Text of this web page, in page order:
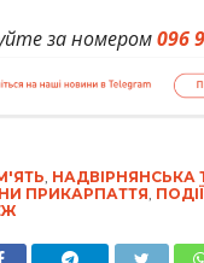
за номером096
, НАДВІРНЯНСЬКА
ПРИКАРПАТТЯ,